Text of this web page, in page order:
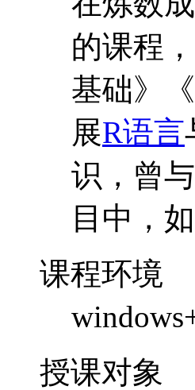
的课程
基础》
展R语言
识，曾
目中，
课程环境
授课对象